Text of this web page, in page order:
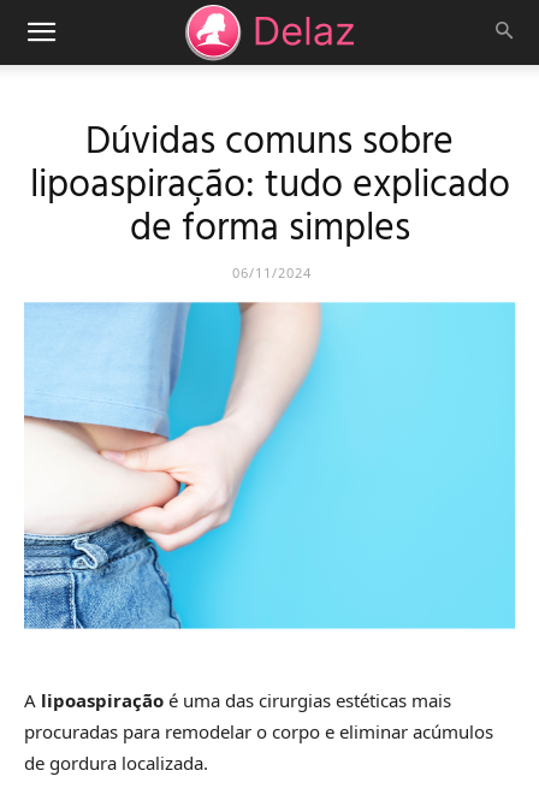
Dúvidas comuns sobre
lipoaspiração: tudo explicado
de forma simples
06/11/2024
A lipoaspiração é uma das cirurgias estéticas mais
procuradas para remodelar o corpo e eliminar acúmulos
de gordura localizada.